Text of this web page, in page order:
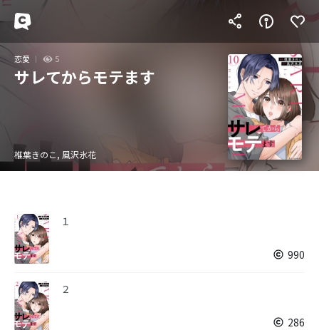
恋愛 5
サレてからモテます
椎葉きのこ, 風沢氷花
１
990
２
286